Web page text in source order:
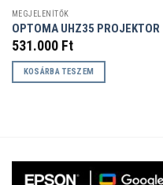
MEGJELENÍTŐK
OPTOMA UHZ35 PROJEKTOR
531.000 Ft
KOSÁRBA TESZEM